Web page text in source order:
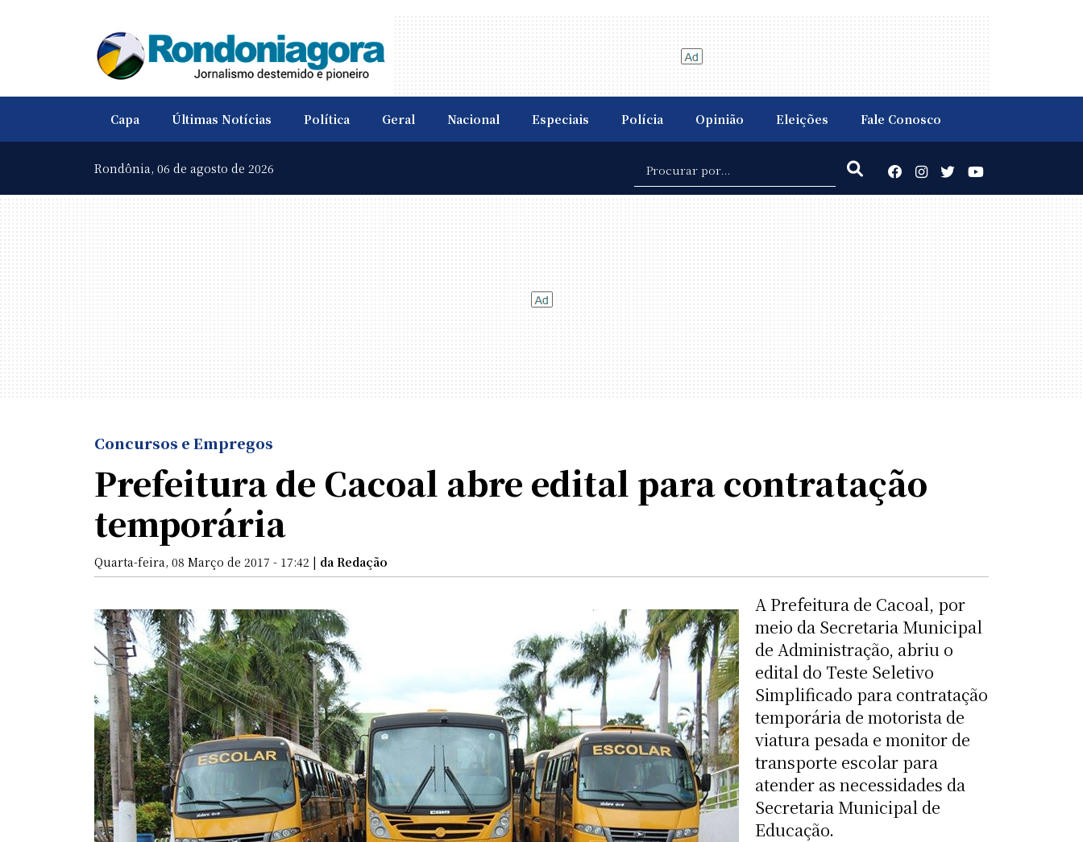
Capa Últimas Notícias Política Geral Nacional Especiais Polícia Opinião Eleições Fale Conosco
Rondônia, 06 de agosto de 2026
Concursos e Empregos
Prefeitura de Cacoal abre edital para contratação
temporária
Quarta-feira, 08 Março de 2017 - 17:42 | da Redação
A Prefeitura de Cacoal, por
meio da Secretaria Municipal
de Administração, abriu o
edital do Teste Seletivo
Simplificado para contratação
temporária de motorista de
viatura pesada e monitor de
transporte escolar para
atender as necessidades da
Secretaria Municipal de
Educação.